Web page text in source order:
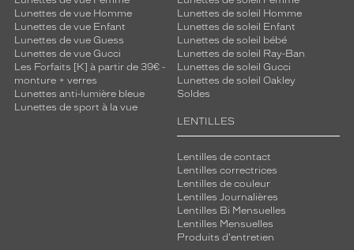
Lunettes de vue Homme
Lunettes de vue Enfant
Lunettes de vue Guess
Lunettes de vue Gucci
Les Forfaits [K] à partir de 39€ -
monture + verres
Lunettes anti-lumière bleue
Lunettes de sport à la vue
Lunettes de soleil Homme
Lunettes de soleil Enfant
Lunettes de soleil bébé
Lunettes de soleil Ray-Ban
Lunettes de soleil Gucci
Lunettes de soleil Oakley
Soldes
LENTILLES
Lentilles de contact
Lentilles correctrices
Lentilles de couleur
Lentilles Journalières
Lentilles Bi Mensuelles
Lentilles Mensuelles
Produits d'entretien